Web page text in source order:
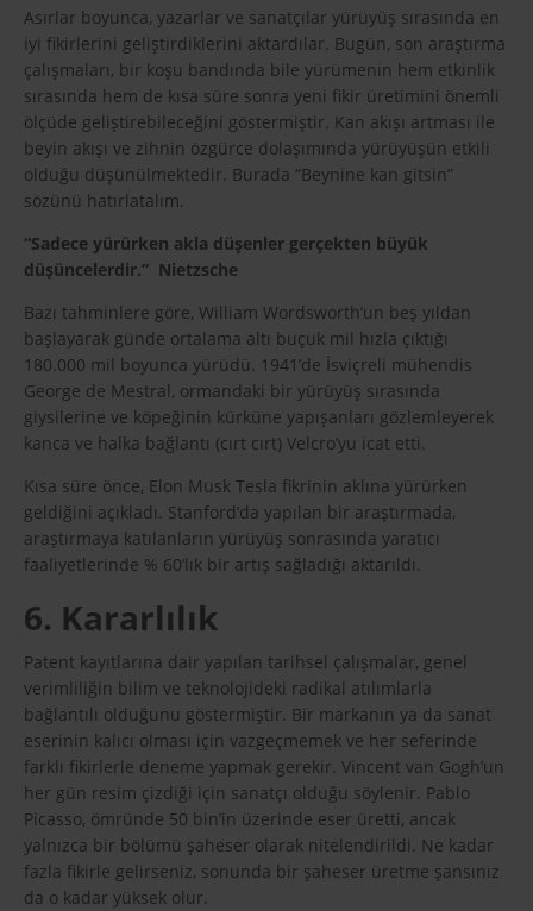
Asırlar boyunca, yazarlar ve sanatçılar yürüyüş sırasında en
iyi fikirlerini geliştirdiklerini aktardılar. Bugün, son araştırma
çalışmaları, bir koşu bandında bile yürümenin hem etkinlik
sırasında hem de kısa süre sonra yeni fikir üretimini önemli
ölçüde geliştirebileceğini göstermiştir. Kan akışı artması ile
beyin akışı ve zihnin özgürce dolaşımında yürüyüşün etkili
olduğu düşünülmektedir. Burada “Beynine kan gitsin”
sözünü hatırlatalım.
“Sadece yürürken akla düşenler gerçekten büyük
düşüncelerdir.” Nietzsche
Bazı tahminlere göre, William Wordsworth’un beş yıldan
başlayarak günde ortalama altı buçuk mil hızla çıktığı
180.000 mil boyunca yürüdü. 1941’de İsviçreli mühendis
George de Mestral, ormandaki bir yürüyüş sırasında
giysilerine ve köpeğinin kürküne yapışanları gözlemleyerek
kanca ve halka bağlantı (cırt cırt) Velcro’yu icat etti.
Kısa süre önce, Elon Musk Tesla fikrinin aklına yürürken
geldiğini açıkladı. Stanford’da yapılan bir araştırmada,
araştırmaya katılanların yürüyüş sonrasında yaratıcı
faaliyetlerinde % 60’lık bir artış sağladığı aktarıldı.
6. Kararlılık
Patent kayıtlarına dair yapılan tarihsel çalışmalar, genel
verimliliğin bilim ve teknolojideki radikal atılımlarla
bağlantılı olduğunu göstermiştir. Bir markanın ya da sanat
eserinin kalıcı olması için vazgeçmemek ve her seferinde
farklı fikirlerle deneme yapmak gerekir. Vincent van Gogh’un
her gün resim çizdiği için sanatçı olduğu söylenir. Pablo
Picasso, ömründe 50 bin’in üzerinde eser üretti, ancak
yalnızca bir bölümü şaheser olarak nitelendirildi. Ne kadar
fazla fikirle gelirseniz, sonunda bir şaheser üretme şansınız
da o kadar yüksek olur.